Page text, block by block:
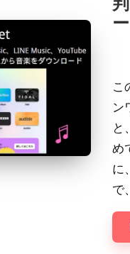
ー
こ
ン
と
め
に
で